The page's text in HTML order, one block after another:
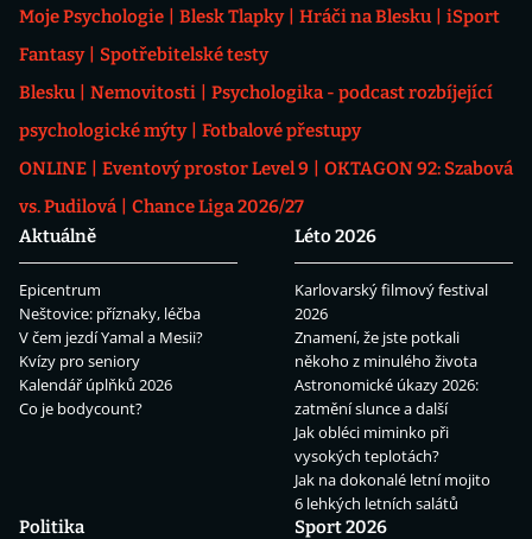
Moje Psychologie Blesk Tlapky Hráči na Blesku
iSport
Fantasy
Spotřebitelské testy
Blesku
Nemovitosti
Psychologika - podcast rozbíjející
psychologické mýty
Fotbalové přestupy
ONLINE
Eventový prostor Level 9
OKTAGON 92: Szabová
vs. Pudilová
Chance Liga 2026/27
Aktuálně
Epicentrum
Neštovice: příznaky, léčba
V čem jezdí Yamal a Mesii?
Kvízy pro seniory
Kalendář úplňků 2026
Co je bodycount?
Léto 2026
Karlovarský filmový festival
2026
Znamení, že jste potkali
někoho z minulého života
Astronomické úkazy 2026:
zatmění slunce a další
Jak obléci miminko při
vysokých teplotách?
Jak na dokonalé letní mojito
6 lehkých letních salátů
Politika
Sport 2026